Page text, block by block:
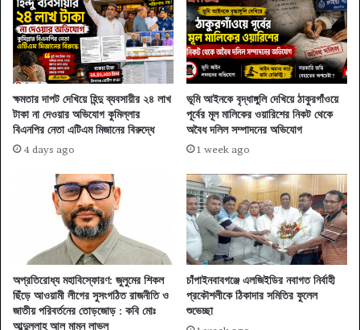
ক্ষমতার দাপট দেখিয়ে হিন্দু ব্যবসায়ীর ২৪ লাখ
টাকা না দেওয়ার অভিযোগ কুমিল্লার
বিএনপির নেতা এটিএম মিজানের বিরুদ্ধে
4 days ago
ভূমি আইনকে বৃদ্ধাঙ্গুলি দেখিয়ে ঠাকুরগাঁওয়ে
পূর্বের মূল মালিকের ওয়ারিশের নিকট থেকে
অবৈধ দলিল সম্পাদনের অভিযোগ
1 week ago
অপ্রতিরোধ্য মহাবিস্ফোরণ: জুলুমের শিকল
ছিঁড়ে আওয়ামী লীগের সুসংগঠিত রাজনীতি ও
জাতীয় পরিবর্তনের তোড়জোড় : কবি মোঃ
আব্দুল্লাহ আল মামুন লাভলু
চাঁপাইনবাবগঞ্জে এলজিইডির নবাগত নির্বাহী
প্রকৌশলীকে ঠিকাদার সমিতির ফুলেল
শুভেচ্ছা